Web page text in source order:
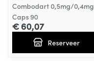
Combodart 0,5mg/0,4mg
Caps 90
€ 60,07
Reserveer